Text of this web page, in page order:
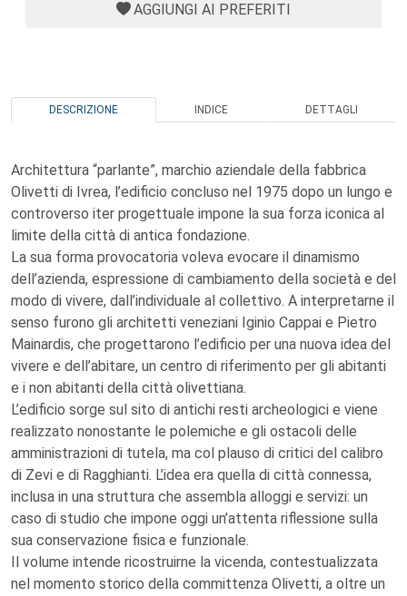
AGGIUNGI AI PREFERITI
DESCRIZIONE INDICE DETTAGLI
Architettura “parlante”, marchio aziendale della fabbrica
Olivetti di Ivrea, l’edificio concluso nel 1975 dopo un lungo e
controverso iter progettuale impone la sua forza iconica al
limite della città di antica fondazione.
La sua forma provocatoria voleva evocare il dinamismo
dell’azienda, espressione di cambiamento della società e del
modo di vivere, dall’individuale al collettivo. A interpretarne il
senso furono gli architetti veneziani Iginio Cappai e Pietro
Mainardis, che progettarono l’edificio per una nuova idea del
vivere e dell’abitare, un centro di riferimento per gli abitanti
e i non abitanti della città olivettiana.
L’edificio sorge sul sito di antichi resti archeologici e viene
realizzato nonostante le polemiche e gli ostacoli delle
amministrazioni di tutela, ma col plauso di critici del calibro
di Zevi e di Ragghianti. L’idea era quella di città connessa,
inclusa in una struttura che assembla alloggi e servizi: un
caso di studio che impone oggi un’attenta riflessione sulla
sua conservazione fisica e funzionale.
Il volume intende ricostruirne la vicenda, contestualizzata
nel momento storico della committenza Olivetti, a oltre un